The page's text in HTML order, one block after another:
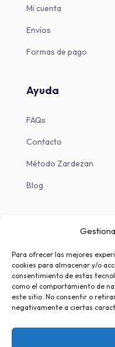
Para ofrecer las mejores
cookies para almacenar y/o
consentimiento de estas
como el comportamiento de
este sitio. No consentir o
negativamente a ciertas
Mi cuenta
Envíos
Formas de pago
Ayuda
FAQs
Contacto
Método Zardezan
Blog
Descargar en iOS
Descargar en Android